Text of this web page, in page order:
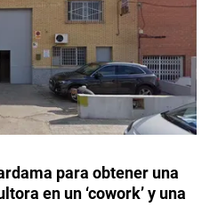
para obtener una
en un ‘cowork’ y una